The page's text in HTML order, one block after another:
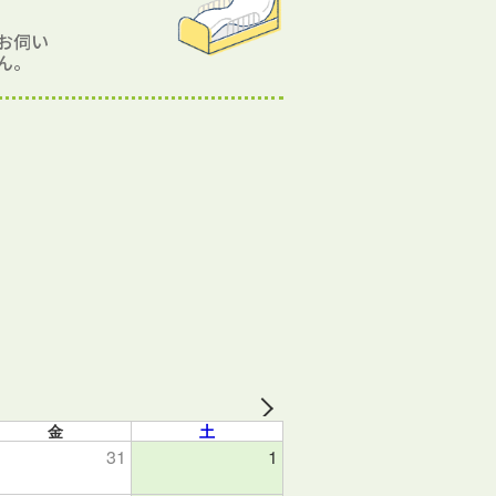
伺い
金 土
31 1